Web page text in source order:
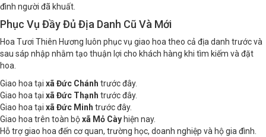
đình người đã khuất.
Phục Vụ Đầy Đủ Địa Danh Cũ Và Mới
Hoa Tươi Thiên Hương luôn phục vụ giao hoa theo cả địa danh trước và
sau sáp nhập nhằm tạo thuận lợi cho khách hàng khi tìm kiếm và đặt
hoa.
Giao hoa tại xã Đức Chánh trước đây.
Giao hoa tại xã Đức Thạnh trước đây.
Giao hoa tại xã Đức Minh trước đây.
Giao hoa trên toàn bộxã Mỏ Càyhiện nay.
Hỗ trợ giao hoa đến cơ quan, trường học, doanh nghiệp và hộ gia đình.